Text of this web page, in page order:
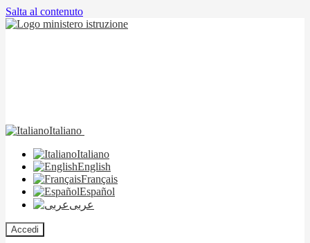
Salta al contenuto
Italiano
Italiano
English
Français
Español
عربى
Accedi